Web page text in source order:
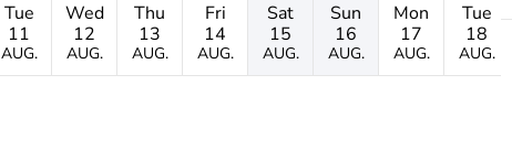
Tue
11
AUG.
Wed
12
AUG.
Thu
13
AUG.
Fri
14
AUG.
Sat
15
AUG.
Sun
16
AUG.
Mon
17
AUG.
Tue
18
AUG.